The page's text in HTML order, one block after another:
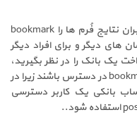
bookmark
های دیگر و برای افراد دیگر
یک بانک را در نظر بگیرید،
در دسترس باشند زیرا در
بانکی یک کاربر دسترسی
استفاده شود..